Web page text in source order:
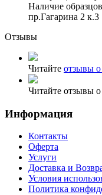
Наличие
пр.Гагарина 2 к.3
Отзывы
Читайте отзывы о
Читайте отзывы о
Информация
Контакты
Оферта
Услуги
Доставка и
Условия
Политика